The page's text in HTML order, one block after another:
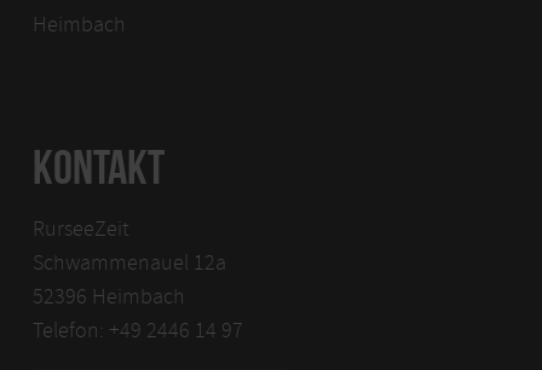
Heimbach
KONTAKT
RurseeZeit
Schwammenauel 12a
52396 Heimbach
Telefon: +49 2446 14 97